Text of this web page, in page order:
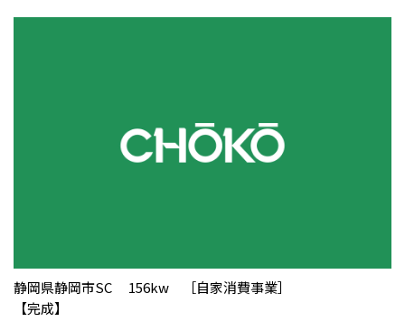
静岡県静岡市SC 156kw ［自家消費事業］
【完成】